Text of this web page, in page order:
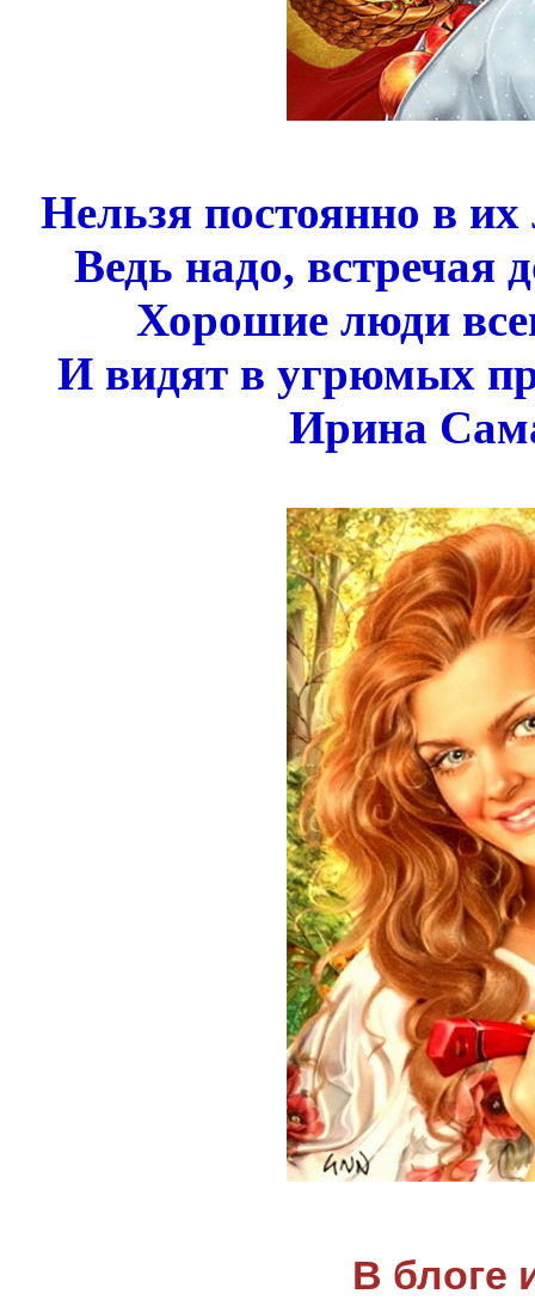
Нельзя постоянно в
Ведь надо, встречая
Хорошие люди
И видят в угрюмых
Ирина
В блоге